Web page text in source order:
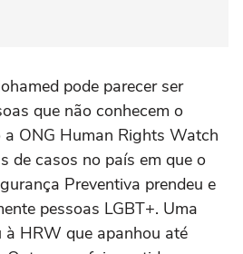
pode parecer ser
que não conhecem o
a ONG Human Rights Watch
de casos no país em que o
Preventiva prendeu e
pessoas LGBT+. Uma
HRW que apanhou até